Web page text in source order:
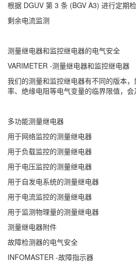
根据 DGUV 第 3 条 (BGV A3) 进行定期
剩余电流监测
测量继电器和监控继电器的电气安全
VARIMETER -测量继电器和监控继电器
我们的测量和监控继电器有不同的版本
率、绝缘电阻等电气变量的临界限值，会
多功能测量继电器
用于网络监控的测量继电器
用于负载监控的测量继电器
用于电压监控的测量继电器
用于自发电系统的测量继电器
用于电流监控的测量继电器
用于监测物理量的测量继电器
测量继电器附件
故障检测器的电气安全
INFOMASTER -故障指示器